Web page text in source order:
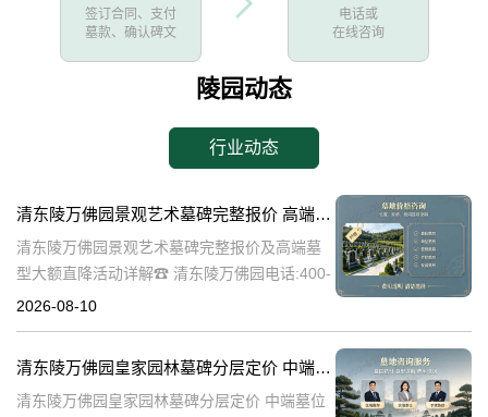
签订合同、支付
墓款、确认碑文
电话或
在线咨询
陵园动态
行业动态
清东陵万佛园景观艺术墓碑完整报价 高端墓型大额直降活动详解
清东陵万佛园景观艺术墓碑完整报价及高端墓
型大额直降活动详解☎ 清东陵万佛园电话:400-
838-5063清东陵万佛园，作为中国历史上著名
2026-08-10
清东陵万佛园皇家园林墓碑分层定价 中端墓位限时大额让利详解及优惠活动
清东陵万佛园皇家园林墓碑分层定价 中端墓位